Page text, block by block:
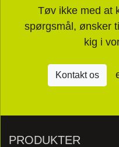
Tøv ikke med at
spørgsmål, ønsker
kig i
Kontakt os
PRODUKTER